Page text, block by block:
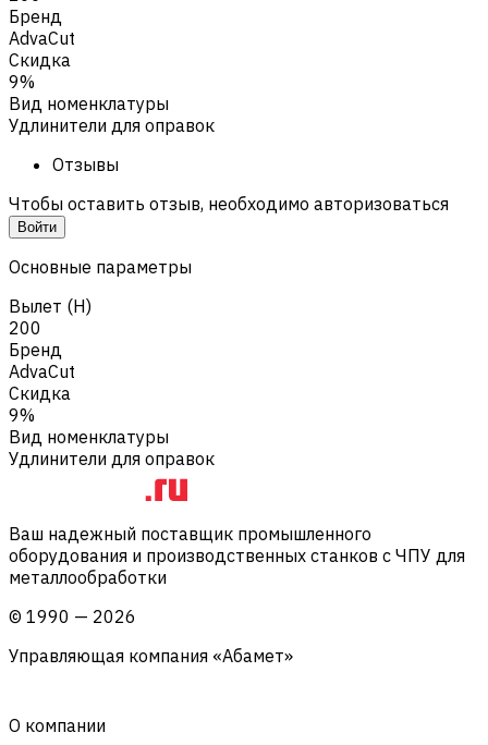
Бренд
AdvaCut
Скидка
9%
Вид номенклатуры
Удлинители для оправок
Отзывы
Чтобы оставить отзыв, необходимо авторизоваться
Войти
Основные параметры
Вылет (H)
200
Бренд
AdvaCut
Скидка
9%
Вид номенклатуры
Удлинители для оправок
Ваш надежный поставщик промышленного
оборудования и производственных станков с ЧПУ для
металлообработки
© 1990 — 2026
Управляющая компания «Абамет»
О компании